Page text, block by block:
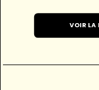
VOIR LA